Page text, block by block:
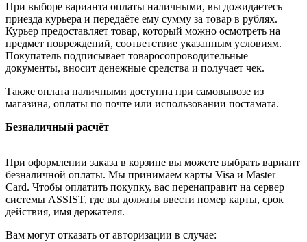
При выборе варианта оплаты наличными, вы дожидаетесь
приезда курьера и передаёте ему сумму за товар в рублях.
Курьер предоставляет товар, который можно осмотреть на
предмет повреждений, соответствие указанным условиям.
Покупатель подписывает товаросопроводительные
документы, вносит денежные средства и получает чек.
Также оплата наличными доступна при самовывозе из
магазина, оплаты по почте или использовании постамата.
Безналичный расчёт
При оформлении заказа в корзине вы можете выбрать вариант
безналичной оплаты. Мы принимаем карты Visa и Master
Card. Чтобы оплатить покупку, вас перенаправит на сервер
системы ASSIST, где вы должны ввести номер карты, срок
действия, имя держателя.
Вам могут отказать от авторизации в случае: